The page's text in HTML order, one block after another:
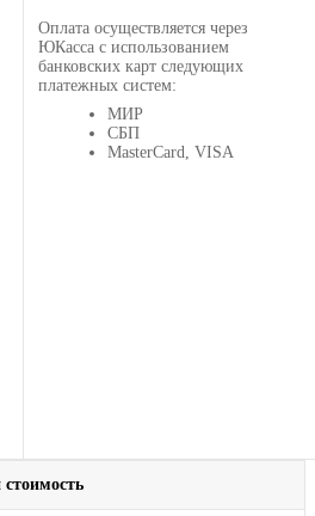
Оплата осуществляется через
ЮКасса с использованием
банковских карт следующих
платежных систем:
МИР
СБП
MasterCard, VISA